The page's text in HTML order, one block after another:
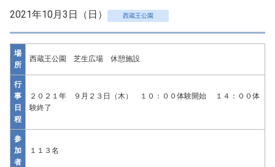
2021年10月3日（日） 西蔵王公園
場
所
西蔵王公園 芝生広場 休憩施設
行
事
日
程
２０２１年 ９月２３日（木） １０：００体験開始 １４：００体
験終了
参
加
者
１１３名